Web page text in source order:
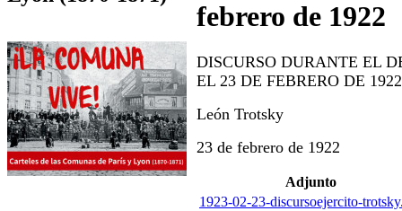
febrero de 1922
DISCURSO DURANTE EL
EL 23 DE FEBRERO DE 1922
León Trotsky
23 de febrero de 1922
Adjunto
1923-02-23-discursoejercito-